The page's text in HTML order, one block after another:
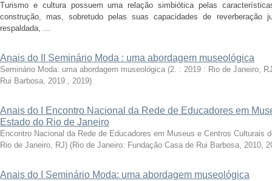
Turismo e cultura possuem uma relação simbiótica pelas
construção, mas, sobretudo pelas suas capacidades de reverberação
respaldada, ...
Anais do II Seminário Moda : uma abordagem museológica
Seminário Moda: uma abordagem museológica (2. : 2019 : Rio de Janeiro,
Rui Barbosa, 2019., 2019)
Anais do I Encontro Nacional da Rede de Educadores em
Estado do Rio de Janeiro
Encontro Nacional da Rede de Educadores em Museus e Centros Culturais
Rio de Janeiro, RJ) (Rio de Janeiro: Fundação Casa de Rui Barbosa, 2010,
Anais do I Seminário Moda: uma abordagem museológica